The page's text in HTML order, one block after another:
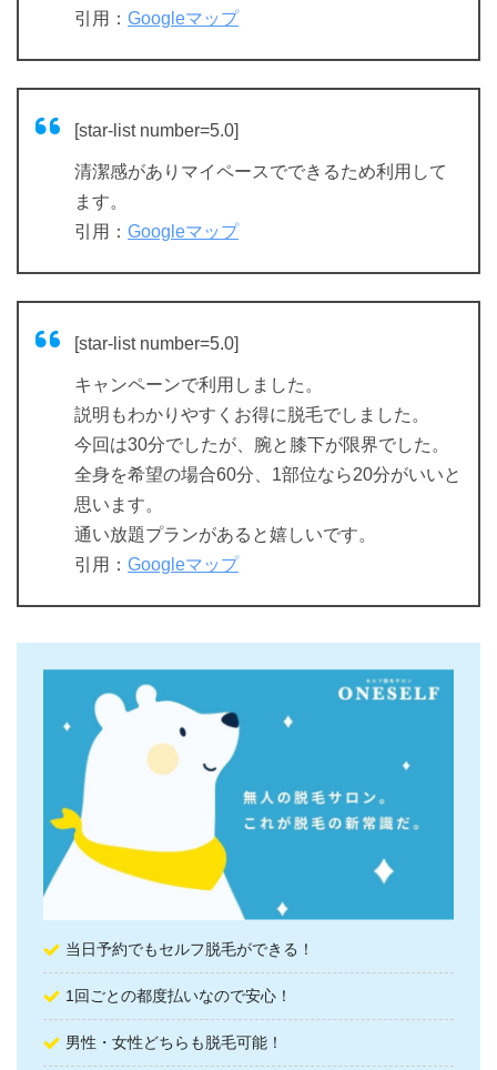
引用： Googleマップ
[star-list number=5.0]
清潔感がありマイペースでできるため利用して
ます。
引用： Googleマップ
[star-list number=5.0]
キャンペーンで利用しました。
説明もわかりやすくお得に脱毛でしました。
今回は30分でしたが、腕と膝下が限界でした。
全身を希望の場合60分、1部位なら20分がいいと
思います。
通い放題プランがあると嬉しいです。
引用： Googleマップ
当日予約でもセルフ脱毛ができる！
1回ごとの都度払いなので安心！
男性・女性どちらも脱毛可能！